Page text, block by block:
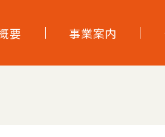
要 事業案内